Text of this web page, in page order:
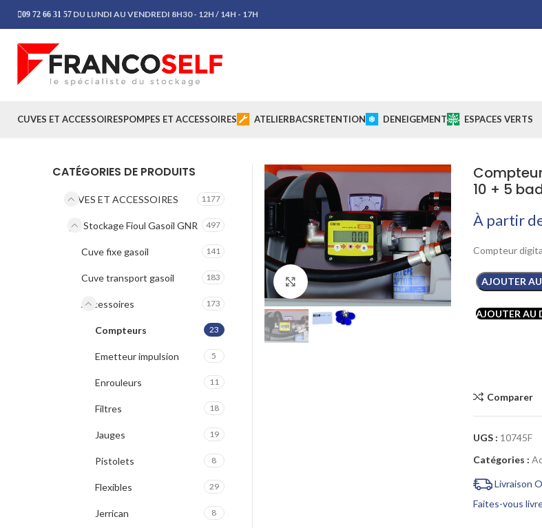
09 72 66 31 57 DU LUNDI AU VENDREDI 8H30 - 12H / 14H - 17H
CUVES ET ACCESSOIRESPOMPES ET ACCESSOIRES ATELIERBACSRETENTION DENEIGEMENT ESPACES VERTS
Cliquez pour agrandir
10 + 5
À partir
Compteur
AJOUTER
AJOUTER AU
Comparer
UGS : 10745F
Catégories :
Livraison
Faites-vous
CATÉGORIES DE PRODUITS
CUVES ET ACCESSOIRES 1177
Stockage Fioul Gasoil GNR 497
Cuve fixe gasoil 141
Cuve transport gasoil 183
Accessoires 173
Compteurs 23
Emetteur impulsion 5
Enrouleurs 11
Filtres 18
Jauges 19
Pistolets 8
Flexibles 29
Jerrican 8